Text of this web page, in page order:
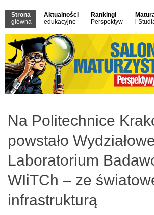
Strona
główna
Aktualności
edukacyjne
Rankingi
Perspektyw
i
Na Politechnice
powstało
Laboratorium
WIiTCh – ze
infrastrukturą